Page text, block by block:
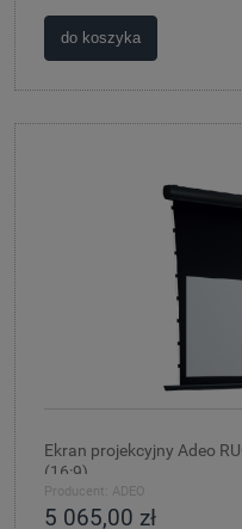
do koszyka
Ekran projekcyjny Adeo
(16:9)
Producent: ADEO
5 065,00 zł